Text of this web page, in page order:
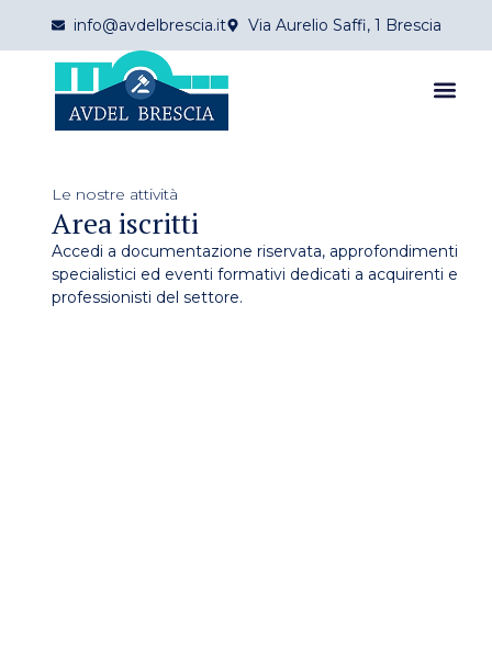
info@avdelbrescia.it Via Aurelio Saffi, 1 Brescia
Le nostre attività
Area iscritti
Accedi a documentazione riservata, approfondimenti
specialistici ed eventi formativi dedicati a acquirenti e
professionisti del settore.